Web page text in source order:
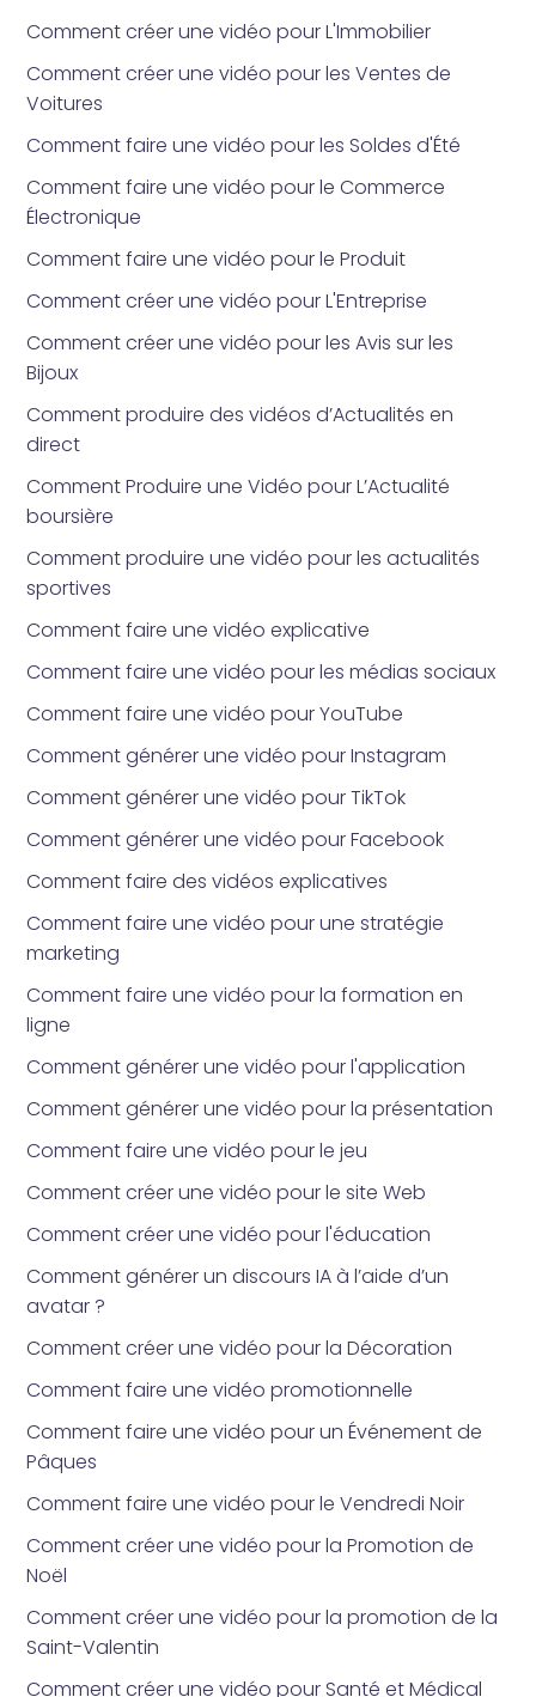
Comment créer une vidéo pour L'Immobilier
Comment créer une vidéo pour les Ventes de
Voitures
Comment faire une vidéo pour les Soldes d'Été
Comment faire une vidéo pour le Commerce
Électronique
Comment faire une vidéo pour le Produit
Comment créer une vidéo pour L'Entreprise
Comment créer une vidéo pour les Avis sur les
Bijoux
Comment produire des vidéos d’Actualités en
direct
Comment Produire une Vidéo pour L’Actualité
boursière
Comment produire une vidéo pour les actualités
sportives
Comment faire une vidéo explicative
Comment faire une vidéo pour les médias sociaux
Comment faire une vidéo pour YouTube
Comment générer une vidéo pour Instagram
Comment générer une vidéo pour TikTok
Comment générer une vidéo pour Facebook
Comment faire des vidéos explicatives
Comment faire une vidéo pour une stratégie
marketing
Comment faire une vidéo pour la formation en
ligne
Comment générer une vidéo pour l'application
Comment générer une vidéo pour la présentation
Comment faire une vidéo pour le jeu
Comment créer une vidéo pour le site Web
Comment créer une vidéo pour l'éducation
Comment générer un discours IA à l’aide d’un
avatar ?
Comment créer une vidéo pour la Décoration
Comment faire une vidéo promotionnelle
Comment faire une vidéo pour un Événement de
Pâques
Comment faire une vidéo pour le Vendredi Noir
Comment créer une vidéo pour la Promotion de
Noël
Comment créer une vidéo pour la promotion de la
Saint-Valentin
Comment créer une vidéo pour Santé et Médical